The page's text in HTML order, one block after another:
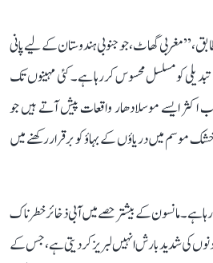
’’مغربی گھاٹ، جو جنوبی ہندوستان کے لیے پانی
کو مسلسل محسوس کر رہا ہے۔ کئی مہینوں تک
ایسے موسلادھار واقعات پیش آتے ہیں جو
موسم میں دریاؤں کے بہاؤ کو برقرار رکھنے میں
رہا ہے۔ مانسون کے بیشتر حصے میں آبی ذخائر خطرناک
کی شدید بارش انہیں لبریز کر دیتی ہے، جس کے